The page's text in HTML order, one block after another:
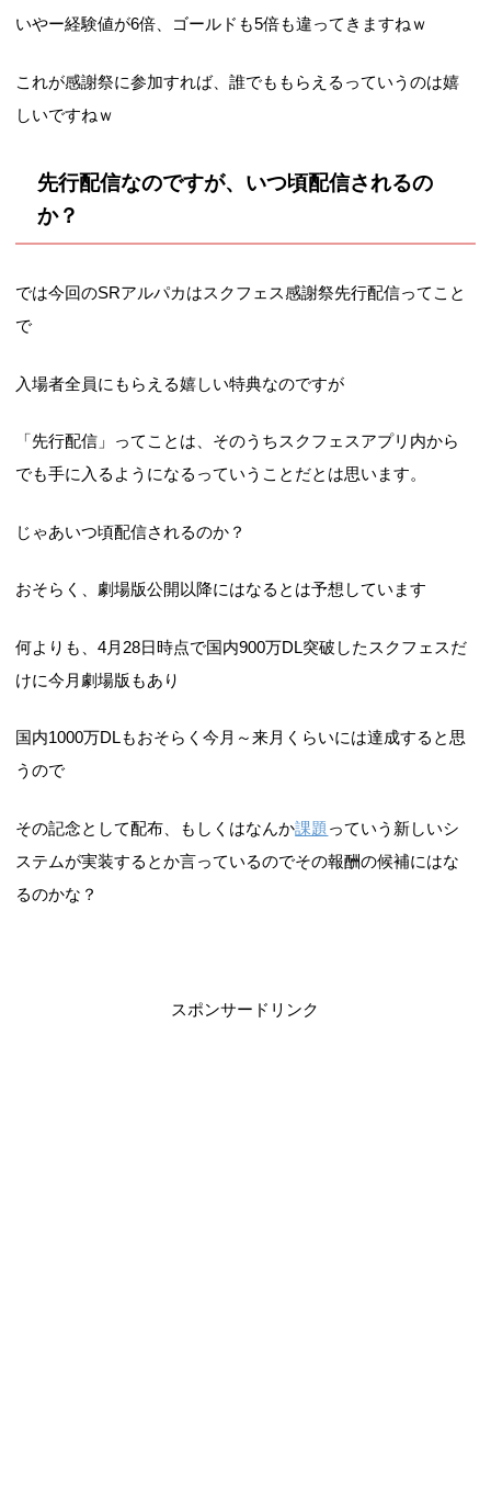
いやー経験値が6倍、ゴールドも5倍も違ってきますねｗ
これが感謝祭に参加すれば、誰でももらえるっていうのは嬉
しいですねｗ
先行配信なのですが、いつ頃配信されるの
か？
では今回のSRアルパカはスクフェス感謝祭先行配信ってこと
で
入場者全員にもらえる嬉しい特典なのですが
「先行配信」ってことは、そのうちスクフェスアプリ内から
でも手に入るようになるっていうことだとは思います。
じゃあいつ頃配信されるのか？
おそらく、劇場版公開以降にはなるとは予想しています
何よりも、4月28日時点で国内900万DL突破したスクフェスだ
けに今月劇場版もあり
国内1000万DLもおそらく今月～来月くらいには達成すると思
うので
その記念として配布、もしくはなんか課題 っていう新しいシ
ステムが実装するとか言っているのでその報酬の候補にはな
るのかな？
スポンサードリンク